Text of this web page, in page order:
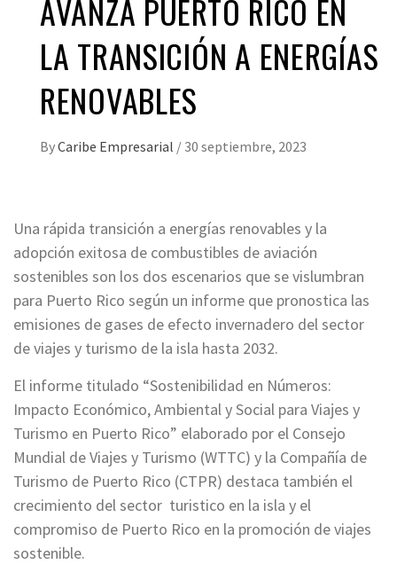
AVANZA PUERTO RICO EN
LA TRANSICIÓN A ENERGÍAS
RENOVABLES
ByCaribe Empresarial / 30 septiembre, 2023
Una rápida transición a energías renovables y la
adopción exitosa de combustibles de aviación
sostenibles son los dos escenarios que se vislumbran
para Puerto Rico según un informe que pronostica las
emisiones de gases de efecto invernadero del sector
de viajes y turismo de la isla hasta 2032.
El informe titulado “Sostenibilidad en Números:
Impacto Económico, Ambiental y Social para Viajes y
Turismo en Puerto Rico” elaborado por el Consejo
Mundial de Viajes y Turismo (WTTC) y la Compañía de
Turismo de Puerto Rico (CTPR) destaca también el
crecimiento del sector turistico en la isla y el
compromiso de Puerto Rico en la promoción de viajes
sostenible.